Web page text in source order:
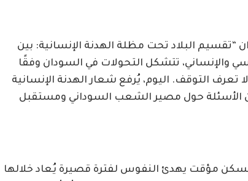
“تقسيم البلاد تحت مظلة الهدنة الإنسانية: بين
والإنساني، تتشكل التحولات في السودان وفقًا
التوقف. اليوم، يُرفع شعار الهدنة الإنسانية
من الأسئلة حول مصير الشعب السوداني ومستقبل
مؤقت يهدئ النفوس لفترة قصيرة يُعاد خلالها